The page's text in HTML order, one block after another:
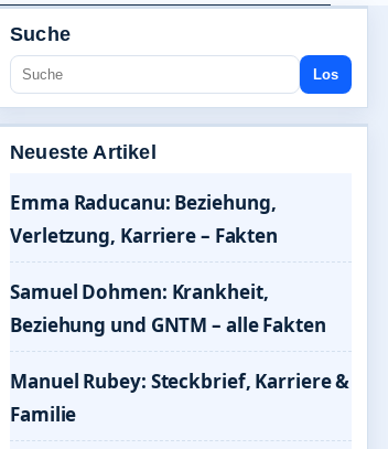
Suche
Los
Neueste Artikel
Emma Raducanu: Beziehung,
Verletzung, Karriere – Fakten
Samuel Dohmen: Krankheit,
Beziehung und GNTM – alle Fakten
Manuel Rubey: Steckbrief, Karriere &
Familie